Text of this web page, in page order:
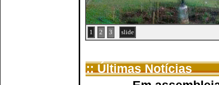
1 2 3 slide
:: Últimas Notícias